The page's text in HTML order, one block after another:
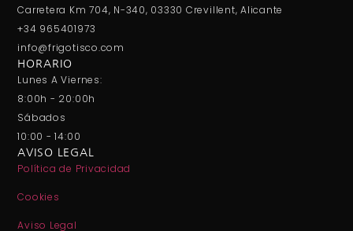
Carretera Km 704, N-340, 03330 Crevillent, Alicante
+34 965401973
info@frigotisco.com
HORARIO
Lunes A Viernes:
8:00h - 20:00h
Sábados
10:00 - 14:00
AVISO LEGAL
Política de Privacidad
Cookies
Aviso Legal